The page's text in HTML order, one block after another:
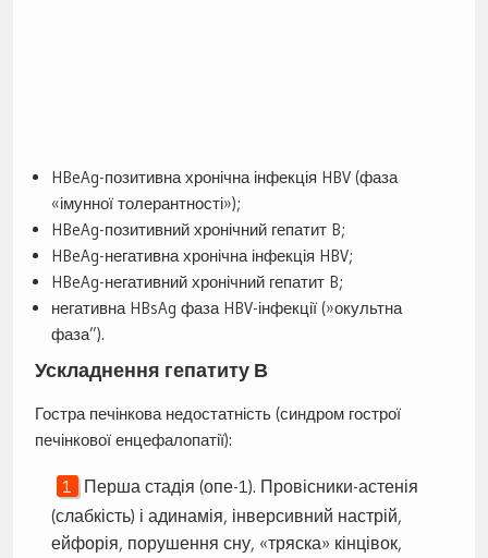
HBeAg-позитивна хронічна інфекція HBV (фаза
«імунної толерантності»);
HBeAg-позитивний хронічний гепатит B;
HBeAg-негативна хронічна інфекція HBV;
HBeAg-негативний хронічний гепатит B;
негативна HBsAg фаза HBV-інфекції (»окультна
фаза”).
Ускладнення гепатиту В
Гостра печінкова недостатність (синдром гострої
печінкової енцефалопатії):
Перша стадія (опе-1). Провісники-астенія
(слабкість) і адинамія, інверсивний настрій,
ейфорія, порушення сну, «тряска» кінцівок,